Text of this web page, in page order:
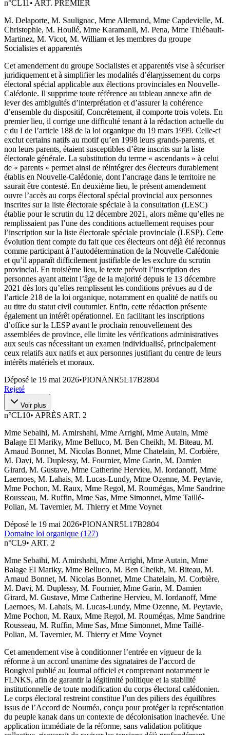
n°CL11 • ART. PREMIER
M. Delaporte, M. Saulignac, Mme Allemand, Mme Capdevielle, M.
Christophle, M. Houlié, Mme Karamanli, M. Pena, Mme Thiébault-
Martinez, M. Vicot, M. William et les membres du groupe
Socialistes et apparentés
Cet amendement du groupe Socialistes et apparentés vise à sécuriser
juridiquement et à simplifier les modalités d’élargissement du corps
électoral spécial applicable aux élections provinciales en Nouvelle-
Calédonie. Il supprime toute référence au tableau annexe afin de
lever des ambiguïtés d’interprétation et d’assurer la cohérence
d’ensemble du dispositif, Concrètement, il comporte trois volets. En
premier lieu, il corrige une difficulté tenant à la rédaction actuelle du
c du I de l’article 188 de la loi organique du 19 mars 1999. Celle-ci
exclut certains natifs au motif qu’en 1998 leurs grands-parents, et
non leurs parents, étaient susceptibles d’être inscrits sur la liste
électorale générale. La substitution du terme « ascendants » à celui
de « parents » permet ainsi de réintégrer des électeurs durablement
établis en Nouvelle-Calédonie, dont l’ancrage dans le territoire ne
saurait être contesté. En deuxième lieu, le présent amendement
ouvre l’accès au corps électoral spécial provincial aux personnes
inscrites sur la liste électorale spéciale à la consultation (LESC)
établie pour le scrutin du 12 décembre 2021, alors même qu’elles ne
remplissaient pas l’une des conditions actuellement requises pour
l’inscription sur la liste électorale spéciale provinciale (LESP). Cette
évolution tient compte du fait que ces électeurs ont déjà été reconnus
comme participant à l’autodétermination de la Nouvelle-Calédonie
et qu’il apparaît difficilement justifiable de les exclure du scrutin
provincial. En troisième lieu, le texte prévoit l’inscription des
personnes ayant atteint l’âge de la majorité depuis le 13 décembre
2021 dès lors qu’elles remplissent les conditions prévues au d de
l’article 218 de la loi organique, notamment en qualité de natifs ou
au titre du statut civil coutumier. Enfin, cette rédaction présente
également un intérêt opérationnel. En facilitant les inscriptions
d’office sur la LESP avant le prochain renouvellement des
assemblées de province, elle limite les vérifications administratives
aux seuls cas nécessitant un examen individualisé, principalement
ceux relatifs aux natifs et aux personnes justifiant du centre de leurs
intérêts matériels et moraux.
Déposé le 19 mai 2026•PIONANR5L17B2804
Rejeté
Voir plus
n°CL10• APRÈS ART. 2
Mme Sebaihi, M. Amirshahi, Mme Arrighi, Mme Autain, Mme
Balage El Mariky, Mme Belluco, M. Ben Cheikh, M. Biteau, M.
Arnaud Bonnet, M. Nicolas Bonnet, Mme Chatelain, M. Corbière,
M. Davi, M. Duplessy, M. Fournier, Mme Garin, M. Damien
Girard, M. Gustave, Mme Catherine Hervieu, M. Iordanoff, Mme
Laernoes, M. Lahais, M. Lucas-Lundy, Mme Ozenne, M. Peytavie,
Mme Pochon, M. Raux, Mme Regol, M. Roumégas, Mme Sandrine
Rousseau, M. Ruffin, Mme Sas, Mme Simonnet, Mme Taillé-
Polian, M. Tavernier, M. Thierry et Mme Voynet
Déposé le 19 mai 2026•PIONANR5L17B2804
Domaine loi organique (127)
n°CL9• ART. 2
Mme Sebaihi, M. Amirshahi, Mme Arrighi, Mme Autain, Mme
Balage El Mariky, Mme Belluco, M. Ben Cheikh, M. Biteau, M.
Arnaud Bonnet, M. Nicolas Bonnet, Mme Chatelain, M. Corbière,
M. Davi, M. Duplessy, M. Fournier, Mme Garin, M. Damien
Girard, M. Gustave, Mme Catherine Hervieu, M. Iordanoff, Mme
Laernoes, M. Lahais, M. Lucas-Lundy, Mme Ozenne, M. Peytavie,
Mme Pochon, M. Raux, Mme Regol, M. Roumégas, Mme Sandrine
Rousseau, M. Ruffin, Mme Sas, Mme Simonnet, Mme Taillé-
Polian, M. Tavernier, M. Thierry et Mme Voynet
Cet amendement vise à conditionner l’entrée en vigueur de la
réforme à un accord unanime des signataires de l’accord de
Bougival publié au Journal officiel et comprenant notamment le
FLNKS, afin de garantir la légitimité politique et la stabilité
institutionnelle de toute modification du corps électoral calédonien.
Le corps électoral restreint constitue l’un des piliers des équilibres
issus de l’Accord de Nouméa, conçu pour protéger la représentation
du peuple kanak dans un contexte de décolonisation inachevée. Une
application immédiate de la réforme, sans validation politique